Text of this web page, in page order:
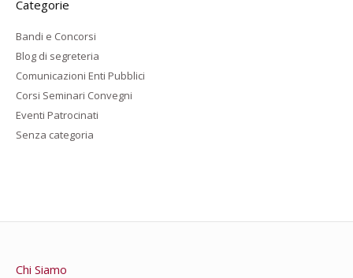
Categorie
Bandi e Concorsi
Blog di segreteria
Comunicazioni Enti Pubblici
Corsi Seminari Convegni
Eventi Patrocinati
Senza categoria
Chi Siamo